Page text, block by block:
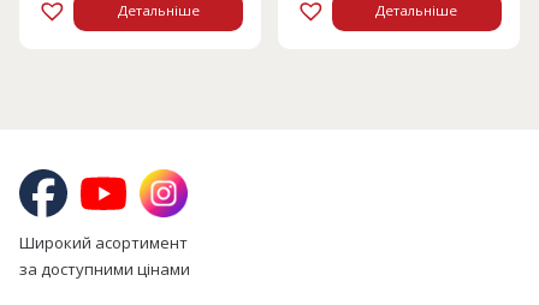
Детальніше Детальніше
Широкий асортимент
за доступними цінами